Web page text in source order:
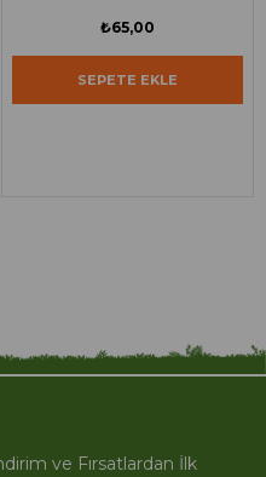
₺65,00
SEPETE EKLE
ve Fırsatlardan İlk